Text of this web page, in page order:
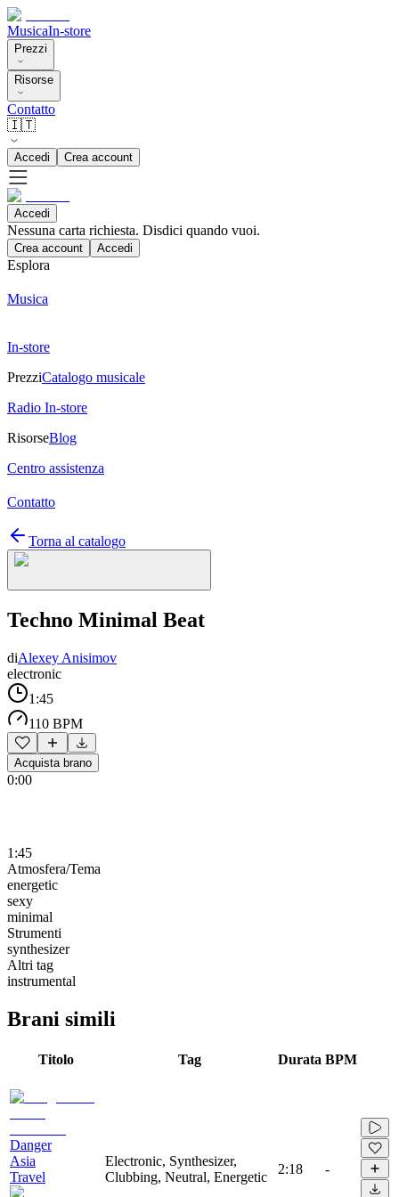
MusicaIn-store
Prezzi
Risorse
Contatto
🇮🇹
Accedi Crea account
Accedi
Nessuna carta richiesta. Disdici quando vuoi.
Crea account Accedi
Esplora
Musica
In-store
PrezziCatalogo musicale
Radio In-store
RisorseBlog
Centro assistenza
Contatto
Torna al catalogo
Techno Minimal Beat
diAlexey Anisimov
electronic
1:45
110 BPM
Acquista brano
0:00
1:45
Atmosfera/Tema
energetic
sexy
minimal
Strumenti
synthesizer
Altri tag
instrumental
Brani simili
Titolo Tag Durata BPM
Danger
Asia
Travel
Electronic, Synthesizer,
Clubbing, Neutral, Energetic
2:18 -